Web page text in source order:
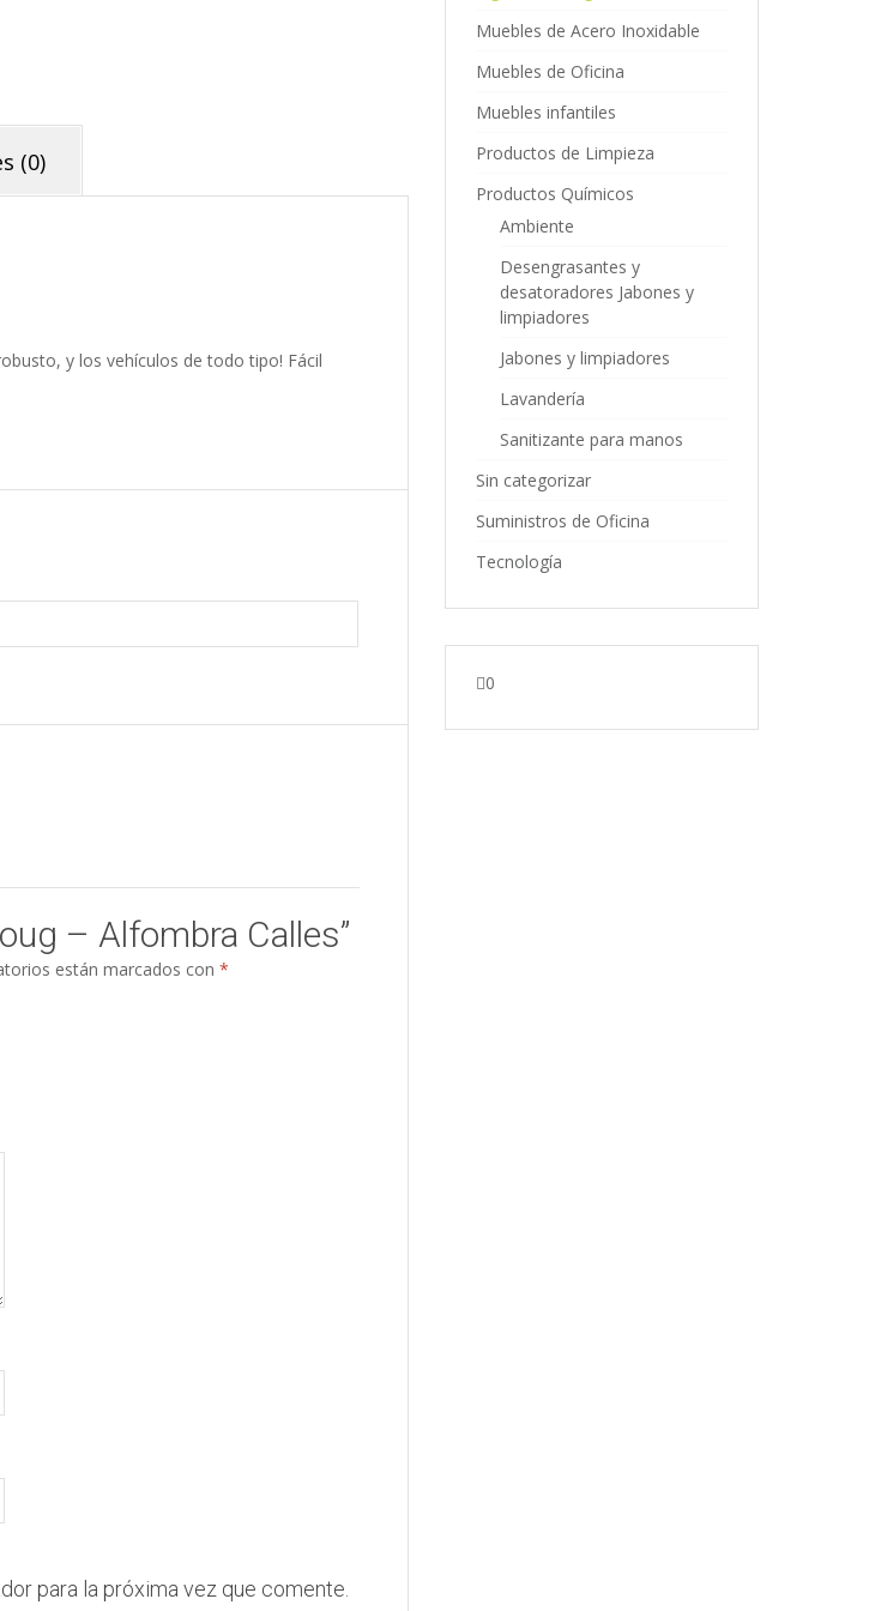
(0)
y los vehículos de todo tipo! Fácil
– Alfombra Calles”
están marcados con *
para la próxima vez que comente.
Muebles de Acero Inoxidable
Muebles de Oficina
Muebles infantiles
Productos de Limpieza
Productos Químicos
Ambiente
Desengrasantes y
desatoradores Jabones y
limpiadores
Jabones y limpiadores
Lavandería
Sanitizante para manos
Sin categorizar
Suministros de Oficina
Tecnología
0